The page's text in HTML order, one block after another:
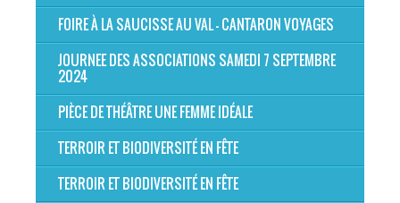
FOIRE À LA SAUCISSE AU VAL - CANTARON VOYAGES
JOURNEE DES ASSOCIATIONS SAMEDI 7 SEPTEMBRE
2024
PIÈCE DE THÉÂTRE UNE FEMME IDÉALE
TERROIR ET BIODIVERSITÉ EN FÊTE
TERROIR ET BIODIVERSITÉ EN FÊTE